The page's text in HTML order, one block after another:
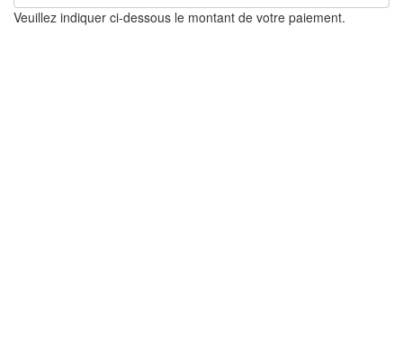
Veuillez indiquer ci-dessous le montant de votre paiement.